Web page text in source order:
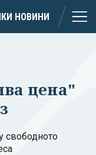
НОВИНИ
цена"
свободното